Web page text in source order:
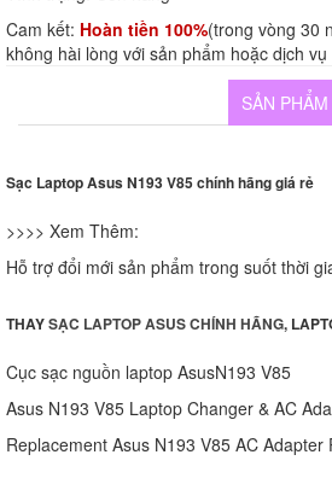
Cam kết: Hoàn tiền 100%(trong vòng 30
không hài lòng với sản phẩm hoặc dịch vụ
SẢN
Sạc Laptop Asus N193 V85 chính hãng giá rẻ
>>>> Xem Thêm:
Hỗ trợ đổi mới sản phẩm trong suốt thời
THAYSẠC LAPTOP ASUS CHÍNH HÃNG,
Cục sạc nguồn laptop AsusN193 V85
Asus N193 V85 Laptop Changer & AC
Replacement Asus N193 V85 AC Adapter